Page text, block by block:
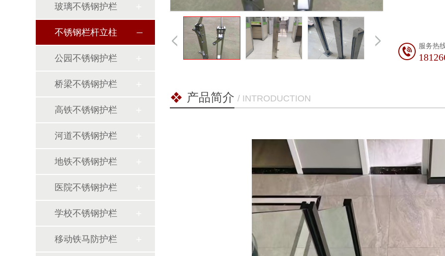
服务热
产品简介 / INTRODUCTION
玻璃不锈钢护栏
不锈钢栏杆立柱
公园不锈钢护栏
桥梁不锈钢护栏
高铁不锈钢护栏
河道不锈钢护栏
地铁不锈钢护栏
医院不锈钢护栏
学校不锈钢护栏
移动铁马防护栏